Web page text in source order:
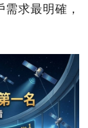
求最明確，